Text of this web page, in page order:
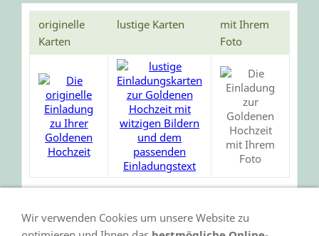
originelle
Karten
lustige Karten
mit Ihrem
Foto
Wir verwenden Cookies um unsere Website zu